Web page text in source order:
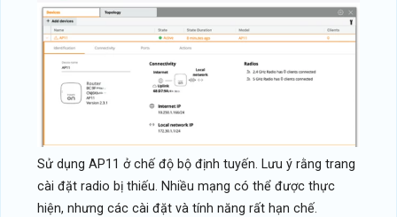
Sử dụng AP11 ở chế độ bộ định tuyến. Lưu ý rằng trang
cài đặt radio bị thiếu. Nhiều mạng có thể được thực
hiện, nhưng các cài đặt và tính năng rất hạn chế.